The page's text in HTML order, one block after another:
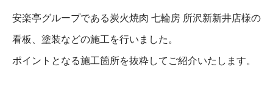
安楽亭グループである炭火焼肉 七輪房 所沢新新井店様の
看板、塗装などの施工を行いました。
ポイントとなる施工箇所を抜粋してご紹介いたします。